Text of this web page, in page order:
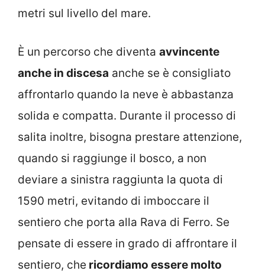
metri sul livello del mare.
È un percorso che diventa avvincente
anche in discesa anche se è consigliato
affrontarlo quando la neve è abbastanza
solida e compatta. Durante il processo di
salita inoltre, bisogna prestare attenzione,
quando si raggiunge il bosco, a non
deviare a sinistra raggiunta la quota di
1590 metri, evitando di imboccare il
sentiero che porta alla Rava di Ferro. Se
pensate di essere in grado di affrontare il
sentiero, che ricordiamo essere molto